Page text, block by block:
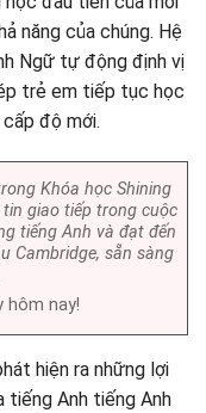
năng của chúng. Hệ
Ngữ tự động định vị
trẻ em tiếp tục học
độ mới.
Khóa học Shining
giao tiếp trong cuộc
tiếng Anh và đạt đến
Cambridge, sẵn sàng
hôm nay!
hiện ra những lợi
tiếng Anh tiếng Anh